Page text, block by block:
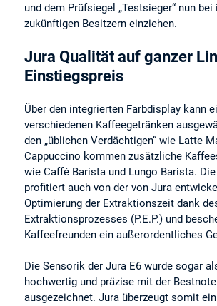
und dem Prüfsiegel „Testsieger“ nun bei
zukünftigen Besitzern einziehen.
Jura Qualität auf ganzer
Einstiegspreis
Über den integrierten Farbdisplay kann
verschiedenen Kaffeegetränken
den „üblichen Verdächtigen“ wie Latte
Cappuccino kommen zusätzliche
wie Caffé Barista und Lungo Barista.
profitiert auch von der von Jura
Optimierung der Extraktionszeit dank
Extraktionsprozesses (P.E.P.) und
Kaffeefreunden ein außerordentliches
Die Sensorik der Jura E6 wurde sogar
hochwertig und präzise mit der
ausgezeichnet. Jura überzeugt somit